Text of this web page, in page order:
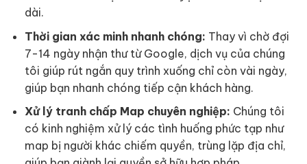
dài.
Thời gian xác minh nhanh chóng: Thay vì chờ đợi
7-14 ngày nhận thư từ Google, dịch vụ của chúng
tôi giúp rút ngắn quy trình xuống chỉ còn vài ngày,
giúp bạn nhanh chóng tiếp cận khách hàng.
Xử lý tranh chấp Map chuyên nghiệp: Chúng tôi
có kinh nghiệm xử lý các tình huống phức tạp như
map bị người khác chiếm quyền, trùng lặp địa chỉ,